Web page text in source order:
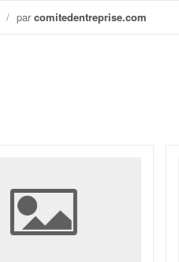
/ parcomitedentreprise.com